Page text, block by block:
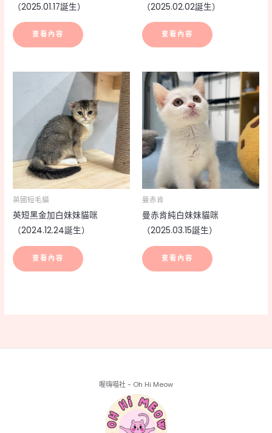
（2025.01.17誕生）
查看內容
（2025.02.02誕生）
查看內容
英國短毛貓
英短黑金加白妹妹貓咪
（2024.12.24誕生）
查看內容
曼赤肯
曼赤肯純白妹妹貓咪
（2025.03.15誕生）
查看內容
喔嗨喵社 - Oh Hi Meow